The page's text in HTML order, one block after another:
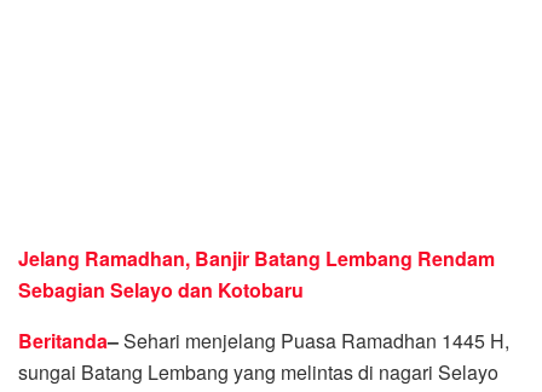
Jelang Ramadhan, Banjir Batang Lembang Rendam
Sebagian Selayo dan Kotobaru
Beritanda–Sehari menjelang Puasa Ramadhan 1445 H,
sungai Batang Lembang yang melintas di nagari Selayo